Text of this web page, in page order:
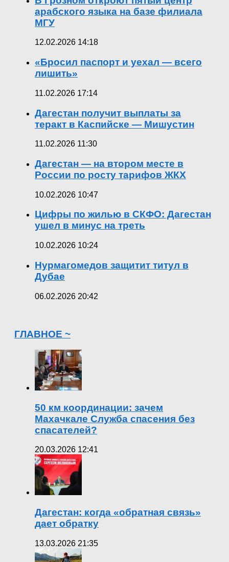
арабского языка на базе филиала
МГУ
12.02.2026 14:18
«Бросил паспорт и уехал — всего
лишить»
11.02.2026 17:14
Дагестан получит выплаты за
теракт в Каспийске — Мишустин
11.02.2026 11:30
Дагестан — на втором месте в
России по росту тарифов ЖКХ
10.02.2026 10:47
Цифры по жилью в СКФО: Дагестан
ушел в минус на треть
10.02.2026 10:24
Нурмагомедов защитит титул в
Дубае
06.02.2026 20:42
ГЛАВНОЕ ~
50 км координации: зачем
Махачкале Служба спасения без
спасателей?
20.03.2026 12:41
Дагестан: когда «обратная связь»
дает обратку
13.03.2026 21:35